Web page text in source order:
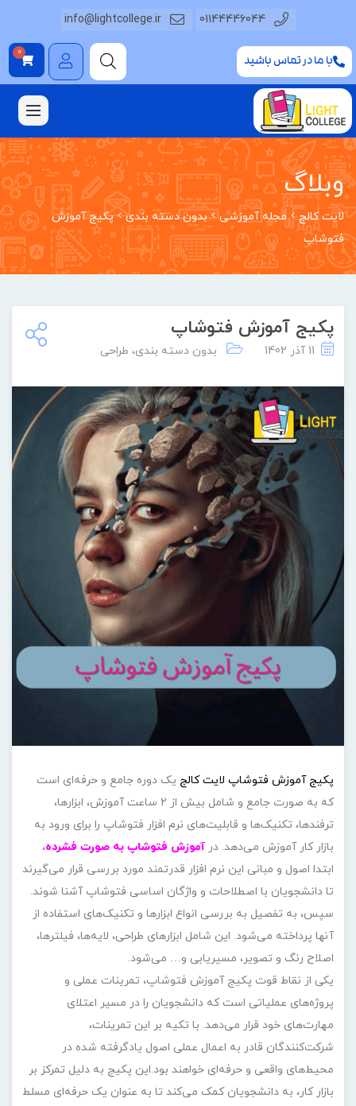
01144446044
info@lightcollege.ir
با ما در تماس باشید
0
وبلاگ
لایت کالج مجله آموزشی بدون دسته بندی
پکیج آموزش
فتوشاپ
پکیج آموزش فتوشاپ
11 آذر 1402 بدون دسته بندی، طراحی
پکیج آموزش فتوشاپ لایت کالج یک دوره جامع و حرفه‌ای است
که به صورت جامع و شامل بیش از 2 ساعت آموزش، ابزارها،
ترفندها، تکنیک‌ها و قابلیت‌های نرم افزار فتوشاپ را برای ورود به
بازار کار آموزش می‌دهد. در آموزش فتوشاپ به صورت فشرده،
ابتدا اصول و مبانی این نرم افزار قدرتمند مورد بررسی قرار می‌گیرند
تا دانشجویان با اصطلاحات و واژگان اساسی فتوشاپ آشنا شوند.
سپس، به تفصیل به بررسی انواع ابزارها و تکنیک‌های استفاده از
آنها پرداخته می‌شود. این شامل ابزارهای طراحی، لایه‌ها، فیلترها،
اصلاح رنگ و تصویر، مسیریابی و… می‌شود.
یکی از نقاط قوت پکیج آموزش فتوشاپ، تمرینات عملی و
پروژه‌های عملیاتی است که دانشجویان را در مسیر اعتلای
مهارت‌های خود قرار می‌دهد. با تکیه بر این تمرینات،
شرکت‌کنندگان قادر به اعمال عملی اصول یادگرفته شده در
محیط‌های واقعی و حرفه‌ای خواهند بود.این پکیج به دلیل تمرکز بر
بازار کار، به دانشجویان کمک می‌کند تا به عنوان یک حرفه‌ای مسلط